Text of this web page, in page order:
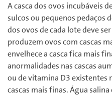
A casca dos ovos incubáveis
sulcos ou pequenos pedaços
dos ovos de cada lote deve
produzem ovos com cascas
envelhece a casca fica mais
anormalidades nas cascas
ou de vitamina D3 existentes
cascas mais finas. Água